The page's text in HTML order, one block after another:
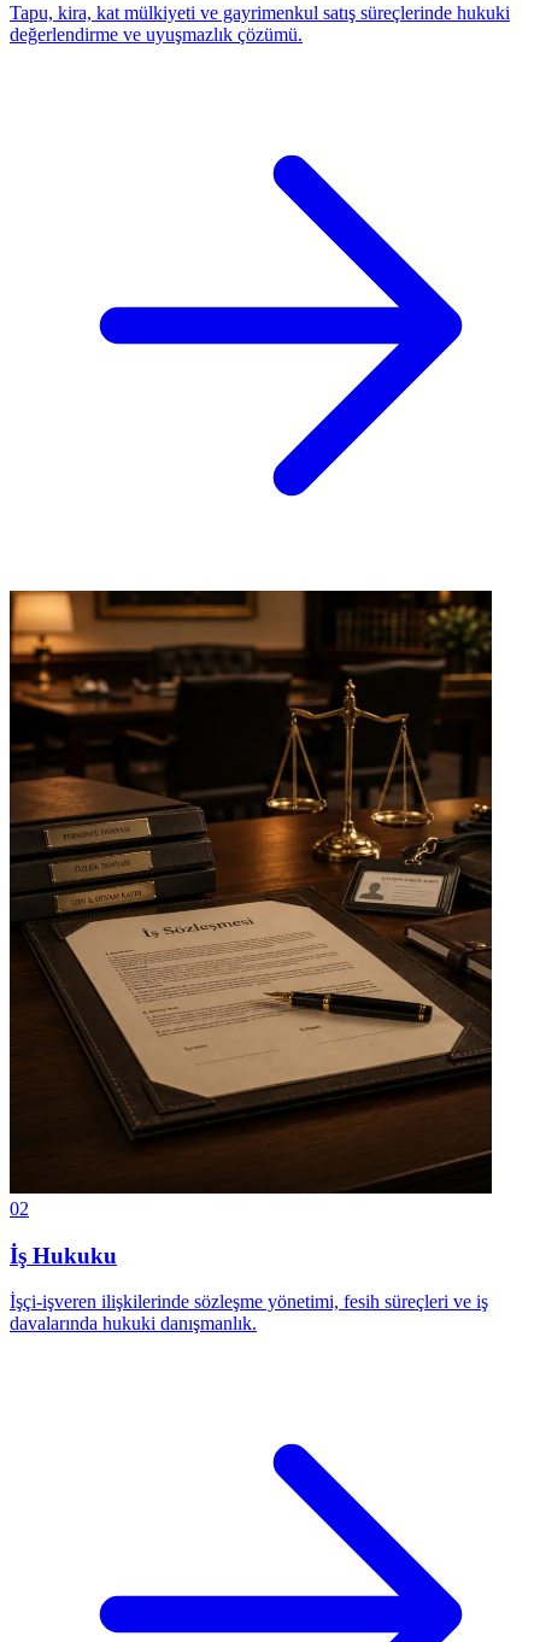
Tapu, kira, kat mülkiyeti ve gayrimenkul satış süreçlerinde hukuki
değerlendirme ve uyuşmazlık çözümü.
02
İş Hukuku
İşçi-işveren ilişkilerinde sözleşme yönetimi, fesih süreçleri ve iş
davalarında hukuki danışmanlık.